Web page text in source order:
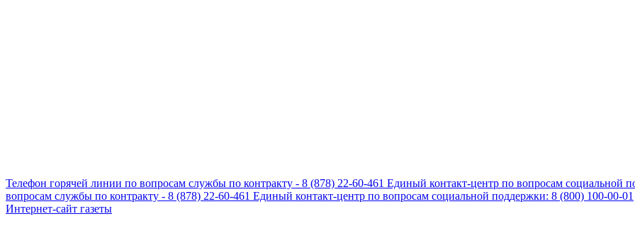
Телефон горячей линии по вопросам службы по контракту - 8 (878) 22-60-461 Единый контакт-центр по вопросам социальной
вопросам службы по контракту - 8 (878) 22-60-461 Единый контакт-центр по вопросам социальной поддержки: 8 (800) 100-00-01
Интернет-сайт газеты